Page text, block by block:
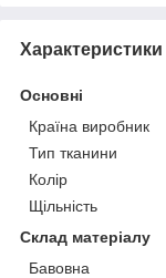
Характеристики
Основні
Країна виробник
Тип тканини
Колір
Щільність
Склад матеріалу
Бавовна